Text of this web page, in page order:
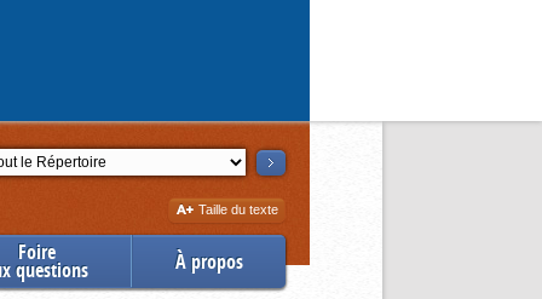
Augmenter
la
Taille du texte
Foire
questions À propos